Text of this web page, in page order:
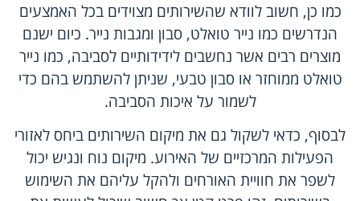
כמו כן, חשוב לוודא שהשירותים מצוידים בכל האמצעים
הנדרשים כמו נייר טואלט, סבון ומגבות נייר. כיום ישנם
מוצרים רבים אשר נחשבים לידידותיים לסביבה, כמו נייר
טואלט ממוחזר או סבון טבעי, שניתן להשתמש בהם כדי
לשמור על איכות הסביבה.
לבסוף, כדאי לשקול גם את מיקום השירותים ביחס לאזורי
הפעילות המרכזיים של האירוע. מיקום נוח ונגיש יכול
לשפר את חוויית האורחים ולהקל עליהם את השימוש